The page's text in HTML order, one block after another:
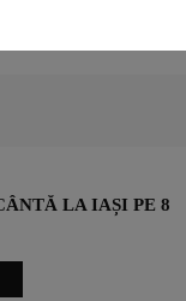
LA IAȘI PE 8